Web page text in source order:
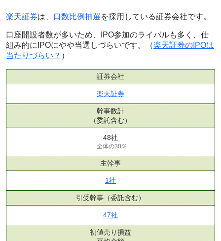
楽天証券は、 口数比例抽選を採用している証券会社です。
口座開設者数が多いため、IPO参加のライバルも多く、仕
組み的にIPOにやや当選しづらいです。（楽天証券のIPOは
当たりづらい？ ）
証券会社
楽天証券
幹事数計
（委託含む）
48社
全体の30％
主幹事
1社
引受幹事 （委託含む）
47社
初値売り損益